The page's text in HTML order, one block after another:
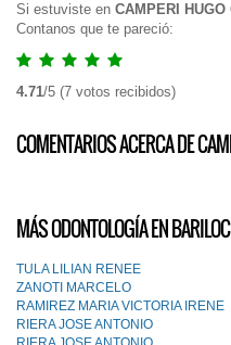
Si estuviste en CAMPERI
Contanos que te pareció:
4.71/5 (7 votos recibidos)
COMENTARIOS ACERCA DE
MÁS ODONTOLOGÍA EN
TULA LILIAN RENEE
ZANOTI MARCELO
RAMIREZ MARIA VICTORIA IRENE
RIERA JOSE ANTONIO